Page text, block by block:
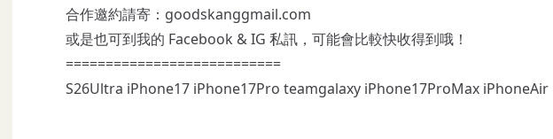
合作邀約請寄：goodskanggmail.com
或是也可到我的 Facebook & IG 私訊，可能會比較快收得到哦！
===========================
S26Ultra iPhone17 iPhone17Pro teamgalaxy iPhone17ProMax iPhoneAir